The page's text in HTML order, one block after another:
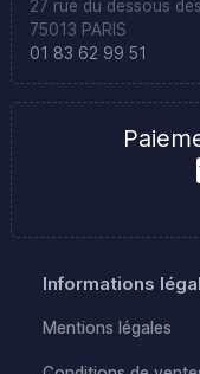
27 rue du dessous
75013 PARIS
01 83 62 99 51
Informations
Mentions légales